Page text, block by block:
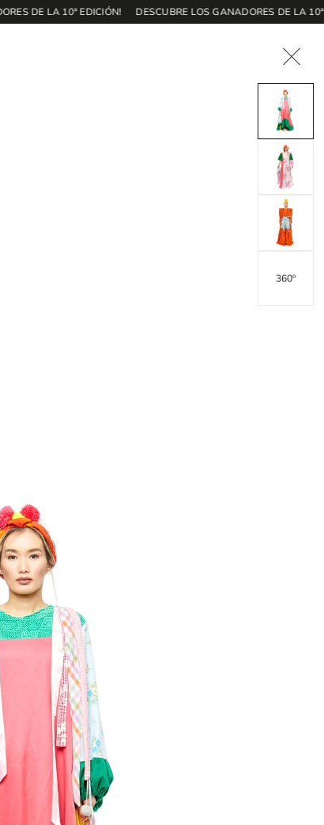
DE LA 10ª EDICIÓN! DESCUBRE LOS GANADORES DE LA 10ª
360º